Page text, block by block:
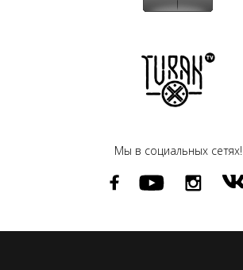
Мы в социальных сетях!